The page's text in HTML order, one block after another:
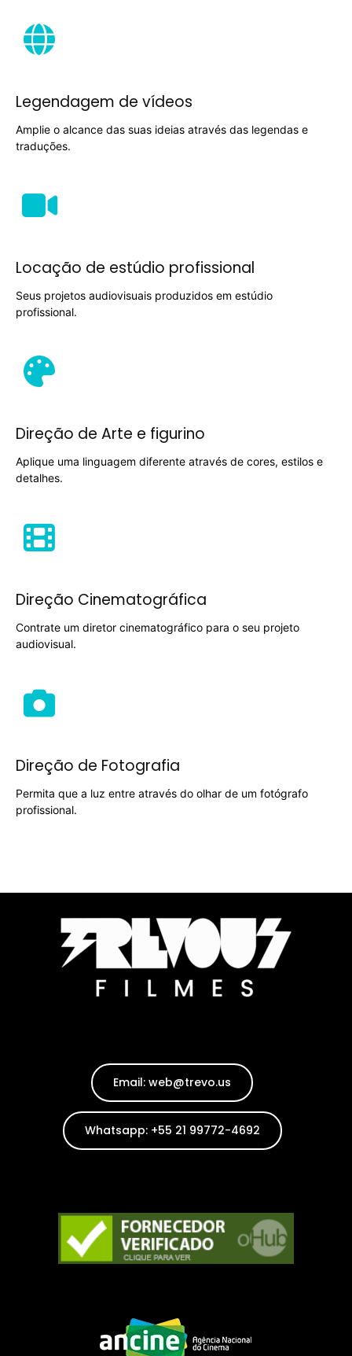
Legendagem de vídeos
Amplie o alcance das suas ideias através das legendas e
traduções.
Locação de estúdio profissional
Seus projetos audiovisuais produzidos em estúdio
profissional.
Direção de Arte e figurino
Aplique uma linguagem diferente através de cores, estilos e
detalhes.
Direção Cinematográfica
Contrate um diretor cinematográfico para o seu projeto
audiovisual.
Direção de Fotografia
Permita que a luz entre através do olhar de um fotógrafo
profissional.
Email: web@trevo.us
Whatsapp: +55 21 99772-4692